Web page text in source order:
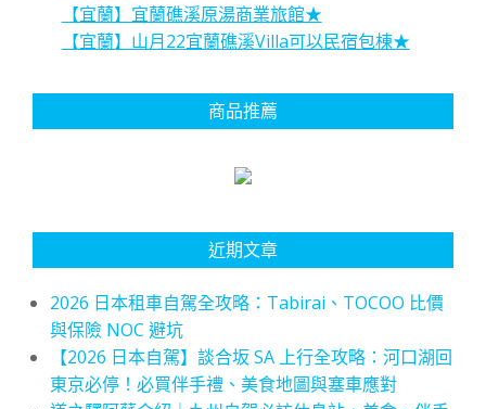
【宜蘭】宜蘭礁溪原湯商業旅館★
【宜蘭】山月22宜蘭礁溪Villa可以民宿包棟★
商品推薦
近期文章
2026 日本租車自駕全攻略：Tabirai、TOCOO 比價
與保險 NOC 避坑
【2026 日本自駕】談合坂 SA 上行全攻略：河口湖回
東京必停！必買伴手禮、美食地圖與塞車應對